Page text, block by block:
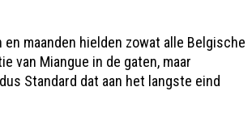
en maanden hielden zowat alle Belgische
van Miangue in de gaten, maar
Standard dat aan het langste eind